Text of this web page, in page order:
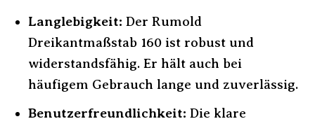
Langlebigkeit: Der Rumold
Dreikantmaßstab 160 ist robust und
widerstandsfähig. Er hält auch bei
häufigem Gebrauch lange und zuverlässig.
Benutzerfreundlichkeit: Die klare